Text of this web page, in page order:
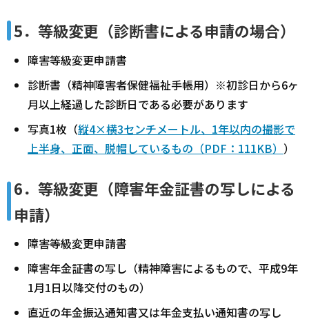
5．等級変更（診断書による申請の場合）
障害等級変更申請書
診断書（精神障害者保健福祉手帳用）※初診日から6ヶ
月以上経過した診断日である必要があります
写真1枚（縦4×横3センチメートル、1年以内の撮影で
上半身、正面、脱帽しているもの（PDF：111KB） ）
6．等級変更（障害年金証書の写しによる
申請）
障害等級変更申請書
障害年金証書の写し（精神障害によるもので、平成9年
1月1日以降交付のもの）
直近の年金振込通知書又は年金支払い通知書の写し